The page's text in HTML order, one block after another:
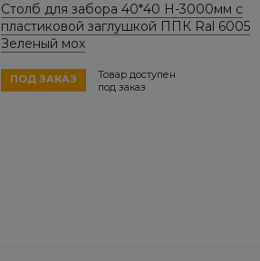
Столб для забора 40*40 Н-3000мм с
пластиковой заглушкой ППК Ral 6005
Зеленый мох
ПОД ЗАКАЗ
Товар доступен
под заказ